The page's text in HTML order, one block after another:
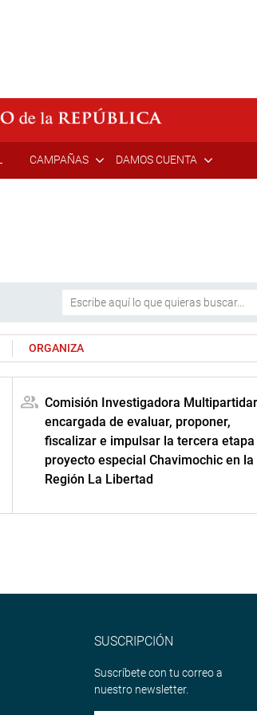
CAMPAÑAS DAMOS CUENTA
ORGANIZA
Comisión Investigadora
encargada de evaluar, proponer,
fiscalizar e impulsar la tercera etapa
proyecto especial Chavimochic en la
Región La Libertad
SUSCRIPCIÓN
Suscríbete con tu correo a
nuestro newsletter.